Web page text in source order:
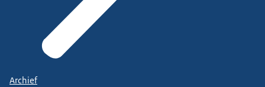
Archief